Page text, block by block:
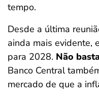
tempo.
Desde a última
ainda mais evidente,
para 2028. Não
Banco Central
mercado de que a